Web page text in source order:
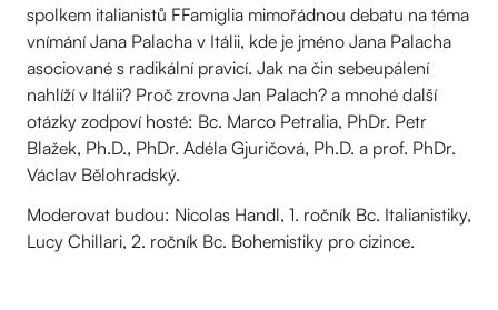
spolkem italianistů FFamiglia mimořádnou debatu na téma
vnímání Jana Palacha v Itálii, kde je jméno Jana Palacha
asociované s radikální pravicí. Jak na čin sebeupálení
nahlíží v Itálii? Proč zrovna Jan Palach? a mnohé další
otázky zodpoví hosté: Bc. Marco Petralia, PhDr. Petr
Blažek, Ph.D., PhDr. Adéla Gjuričová, Ph.D. a prof. PhDr.
Václav Bělohradský.
Moderovat budou: Nicolas Handl, 1. ročník Bc. Italianistiky,
Lucy Chillari, 2. ročník Bc. Bohemistiky pro cizince.